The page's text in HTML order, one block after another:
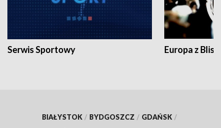
Serwis Sportowy Europa z
BIAŁYSTOK / BYDGOSZCZ / GDAŃSK /